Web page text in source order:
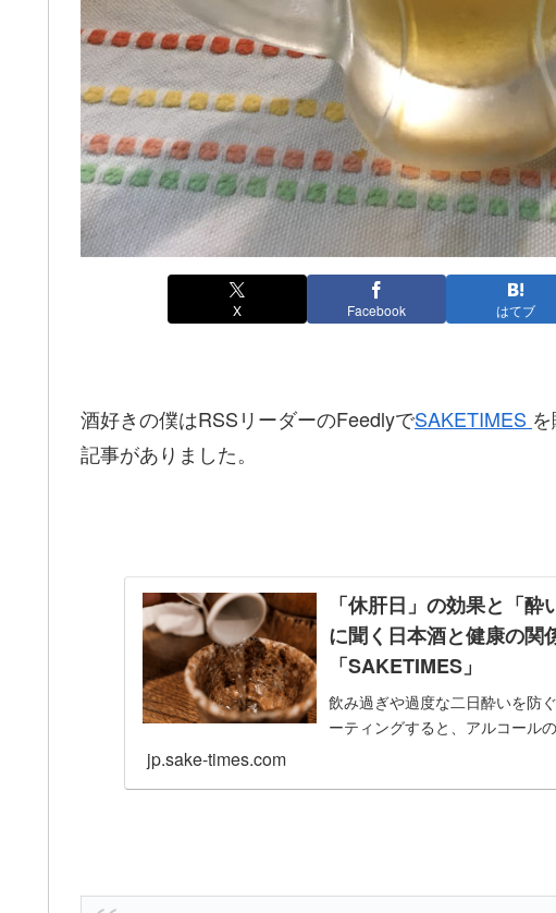
X Facebook はてブ
酒好きの僕はRSSリーダーのFeedlyでSAKETIMES
記事がありました。
「休肝日」の効果と「
に聞く日本酒と健康の関
「SAKETIMES」
飲み過ぎや過度な二日酔いを防
ーティングすると、アルコール
jp.sake-times.com